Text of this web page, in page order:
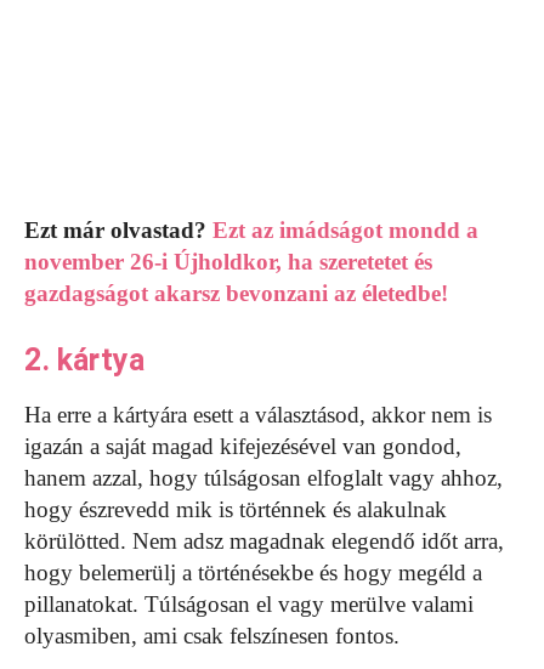
Ezt már olvastad? Ezt az imádságot mondd a
november 26-i Újholdkor, ha szeretetet és
gazdagságot akarsz bevonzani az életedbe!
2. kártya
Ha erre a kártyára esett a választásod, akkor nem is
igazán a saját magad kifejezésével van gondod,
hanem azzal, hogy túlságosan elfoglalt vagy ahhoz,
hogy észrevedd mik is történnek és alakulnak
körülötted. Nem adsz magadnak elegendő időt arra,
hogy belemerülj a történésekbe és hogy megéld a
pillanatokat. Túlságosan el vagy merülve valami
olyasmiben, ami csak felszínesen fontos.